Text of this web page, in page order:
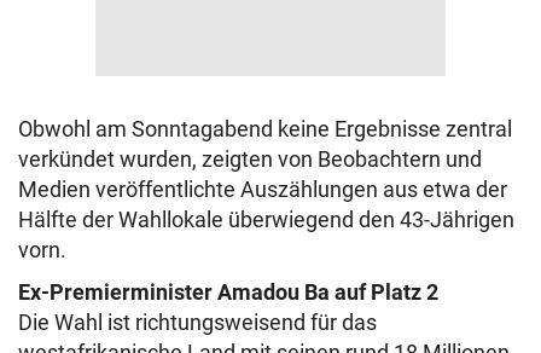
Obwohl am Sonntagabend keine Ergebnisse zentral
verkündet wurden, zeigten von Beobachtern und
Medien veröffentlichte Auszählungen aus etwa der
Hälfte der Wahllokale überwiegend den 43-Jährigen
vorn.
Ex-Premierminister Amadou Ba auf Platz 2
Die Wahl ist richtungsweisend für das